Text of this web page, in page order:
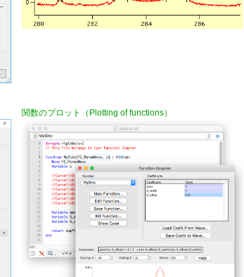
関数のプロット（Plotting of functions）